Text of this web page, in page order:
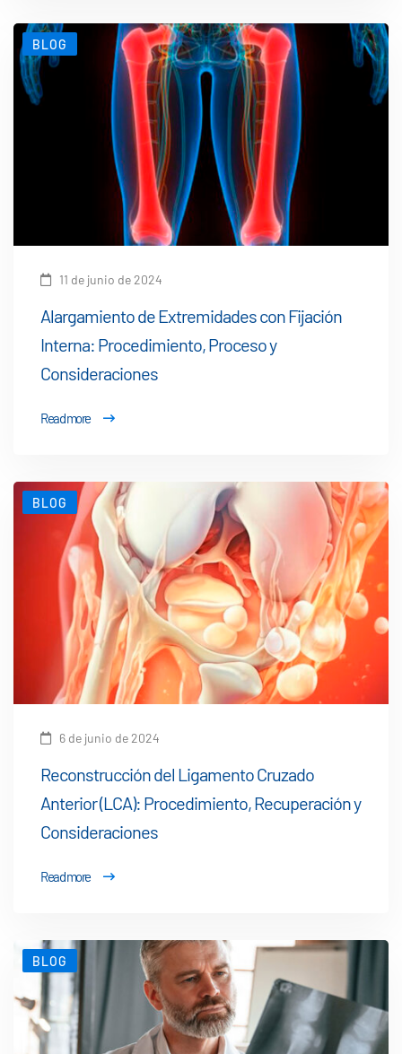
BLOG
11 de junio de 2024
Alargamiento de Extremidades con Fijación
Interna: Procedimiento, Proceso y
Consideraciones
Read more
BLOG
6 de junio de 2024
Reconstrucción del Ligamento Cruzado
Anterior (LCA): Procedimiento, Recuperación y
Consideraciones
Read more
BLOG